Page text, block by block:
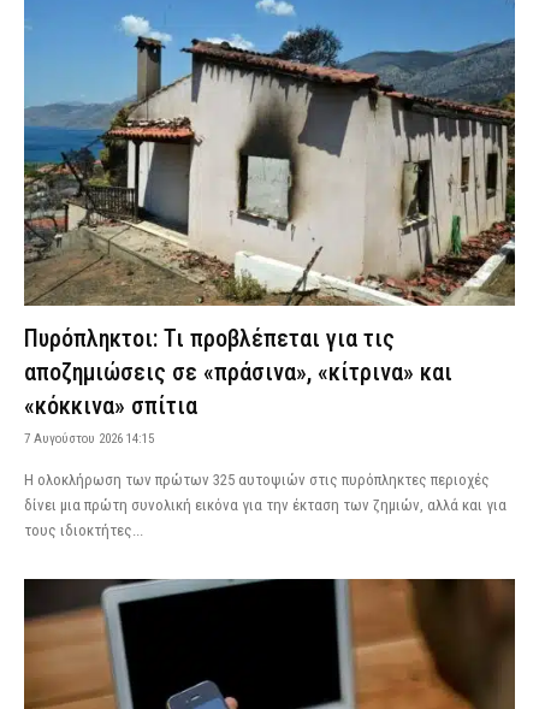
Πυρόπληκτοι: Τι προβλέπεται για τις
αποζημιώσεις σε «πράσινα», «κίτρινα» και
«κόκκινα» σπίτια
7 Αυγούστου 2026 14:15
Η ολοκλήρωση των πρώτων 325 αυτοψιών στις πυρόπληκτες περιοχές
δίνει μια πρώτη συνολική εικόνα για την έκταση των ζημιών, αλλά και για
τους ιδιοκτήτες...